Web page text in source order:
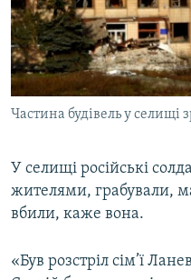
Частина будівель у селищі
У селищі російські
жителями, грабували,
вбили, каже вона.
«Був розстріл сім’ї